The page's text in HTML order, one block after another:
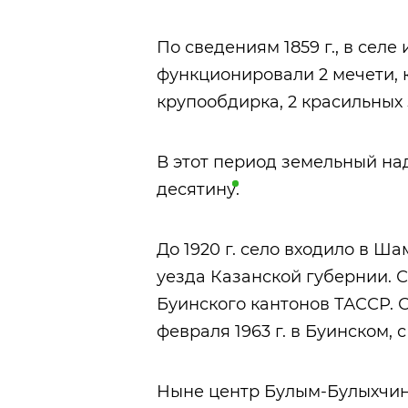
По сведениям 1859 г., в
функционировали 2 мечети,
крупообдирка, 2
В этот период земельный
десятину.
До 1920 г. село входило в
уезда Казанской губернии. С
Буинского кантонов ТАССР. С
февраля 1963 г. в Буинском,
Ныне центр Булым-